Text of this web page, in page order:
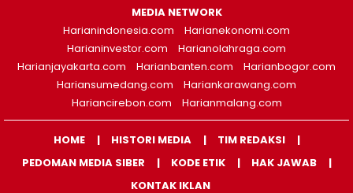
MEDIA NETWORK
Harianindonesia.com
Harianekonomi.com
Harianinvestor.com
Harianolahraga.com
Harianjayakarta.com
Harianbanten.com
Harianbogor.com
Hariansumedang.com
Hariankarawang.com
Hariancirebon.com
Harianmalang.com
HOME HISTORI MEDIA
TIM REDAKSI
PEDOMAN MEDIA SIBER
KODE ETIK
HAK JAWAB
KONTAK IKLAN